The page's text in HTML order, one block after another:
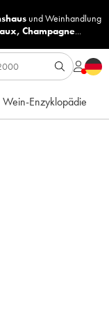
undWeinhandlung
, Champagne...
Wein-Enzyklopädie